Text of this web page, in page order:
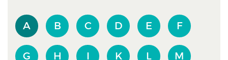
A B C D E F
G H I K L M